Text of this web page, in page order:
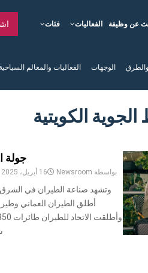
فئات الفعاليات عن وظيفة
والطرق الوجهات الفعاليات والمعالم السياحية
جولة
بواسطة Newsroom 16 أبريل، 2025
وتشهد صناعة الطيران في
أطلق الطيران العماني